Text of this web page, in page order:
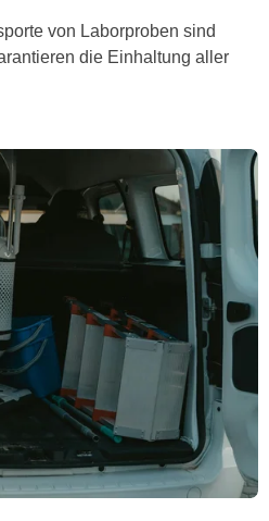
von Laborproben sind
die Einhaltung aller